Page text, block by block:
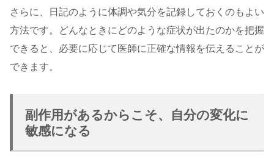
さらに、日記のように体調や気分を記録しておくのもよい
方法です。どんなときにどのような症状が出たのかを把握
できると、必要に応じて医師に正確な情報を伝えることが
できます。
副作用があるからこそ、自分の変化に
敏感になる